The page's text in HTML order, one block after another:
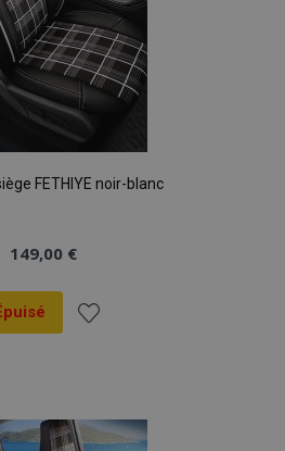
FETHIYE noir-blanc
149,00 €
liste